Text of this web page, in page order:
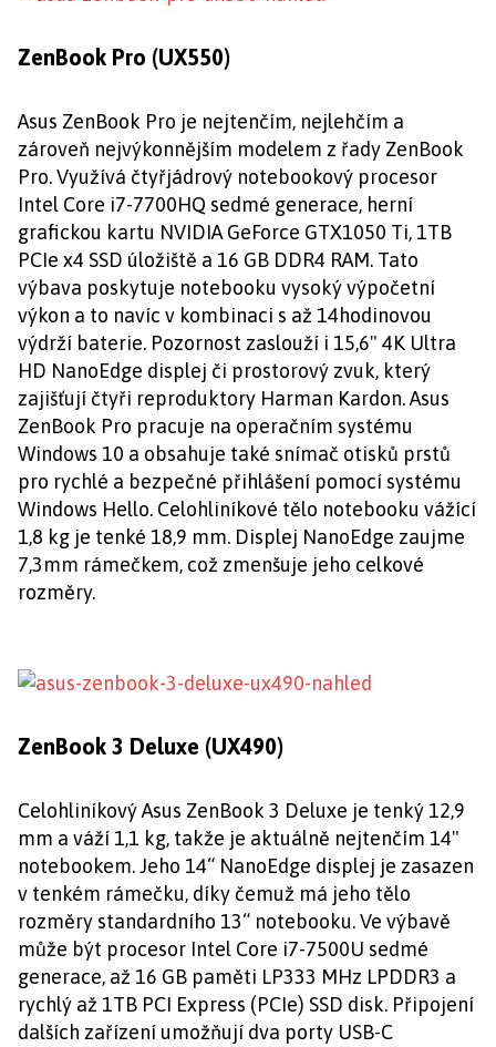
ZenBook Pro (UX550)
Asus ZenBook Pro je nejtenčím, nejlehčím a
zároveň nejvýkonnějším modelem z řady ZenBook
Pro. Využívá čtyřjádrový notebookový procesor
Intel Core i7-7700HQ sedmé generace, herní
grafickou kartu NVIDIA GeForce GTX1050 Ti, 1TB
PCIe x4 SSD úložiště a 16 GB DDR4 RAM. Tato
výbava poskytuje notebooku vysoký výpočetní
výkon a to navíc v kombinaci s až 14hodinovou
výdrží baterie. Pozornost zaslouží i 15,6" 4K Ultra
HD NanoEdge displej či prostorový zvuk, který
zajišťují čtyři reproduktory Harman Kardon. Asus
ZenBook Pro pracuje na operačním systému
Windows 10 a obsahuje také snímač otisků prstů
pro rychlé a bezpečné přihlášení pomocí systému
Windows Hello. Celohliníkové tělo notebooku vážící
1,8 kg je tenké 18,9 mm. Displej NanoEdge zaujme
7,3mm rámečkem, což zmenšuje jeho celkové
rozměry.
ZenBook 3 Deluxe (UX490)
Celohliníkový Asus ZenBook 3 Deluxe je tenký 12,9
mm a váží 1,1 kg, takže je aktuálně nejtenčím 14"
notebookem. Jeho 14“ NanoEdge displej je zasazen
v tenkém rámečku, díky čemuž má jeho tělo
rozměry standardního 13“ notebooku. Ve výbavě
může být procesor Intel Core i7-7500U sedmé
generace, až 16 GB paměti LP333 MHz LPDDR3 a
rychlý až 1TB PCI Express (PCIe) SSD disk. Připojení
dalších zařízení umožňují dva porty USB-C